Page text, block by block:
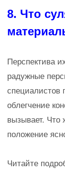
8. Что
Перспектива
радужные
специалистов
облегчение
вызывает. Что
положение
Читайте